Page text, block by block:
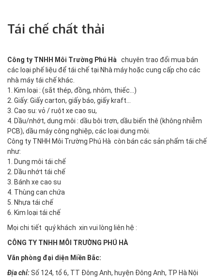
Tái chế chất thải
Công ty TNHH Môi Trường Phú Hà
chuyên trao đổi mua bán
các loại phế liệu để tái chế tại Nhà máy hoặc cung cấp cho các
nhà máy tái chế khác.
1. Kim loại : (sắt thép, đồng, nhôm, thiếc...)
2. Giấy: Giấy carton, giấy báo, giấy kraft...
3. Cao su: vỏ / ruột xe cao su,
4. Dầu/nhớt, dung môi : dầu bôi trơn, dầu biến thê (không nhiễm
PCB), dầu máy công nghiệp, các loại dung môi.
Công ty TNHH Môi Trường Phú Hà còn bán các sản phẩm tái chế
như:
1. Dung môi tái chế
2. Dầu nhớt tái chế
3. Bánh xe cao su
4. Thùng can chứa
5. Nhựa tái chế
6. Kim loại tái chế
Mọi chi tiết quý khách xin vui lòng liên hệ :
CÔNG TY TNHH MÔI TRƯỜNG PHÚ HÀ
Văn phòng đại diện Miền Bắc:
Địa chỉ:Số 124, tổ 6, TT Đông Anh, huyện Đông Anh, TP Hà Nội